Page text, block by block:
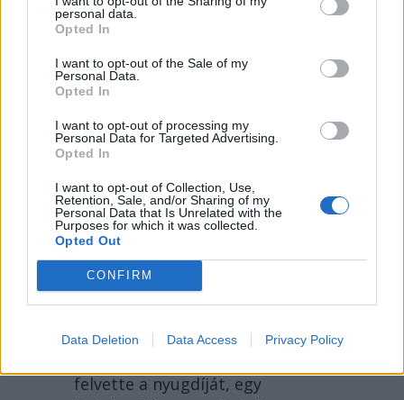
personal data.
Opted In
I want to opt-out of the Sale of my
Personal Data.
Opted In
I want to opt-out of processing my
Personal Data for Targeted Advertising.
Opted In
I want to opt-out of Collection, Use,
Retention, Sale, and/or Sharing of my
Personal Data that Is Unrelated with the
Purposes for which it was collected.
Opted Out
CONFIRM
Data Deletion Data Access Privacy Policy
2026. AUGUSZTUS 05., SZERDA
az AUR az egymilliárd
eurót kockára tevő
dekarbonizációs
törvényt – hírmix
kertben ásta el a halott
felvette a nyugdíját, egy